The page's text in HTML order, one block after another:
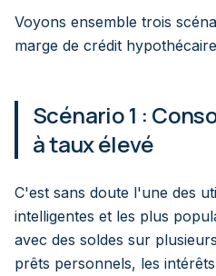
Voyons ensemble trois
marge de crédit
Scénario 1 :
à taux élevé
C'est sans doute l'une des
intelligentes et les plus
avec des soldes sur
prêts personnels, les